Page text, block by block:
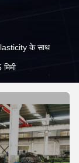
के साथ